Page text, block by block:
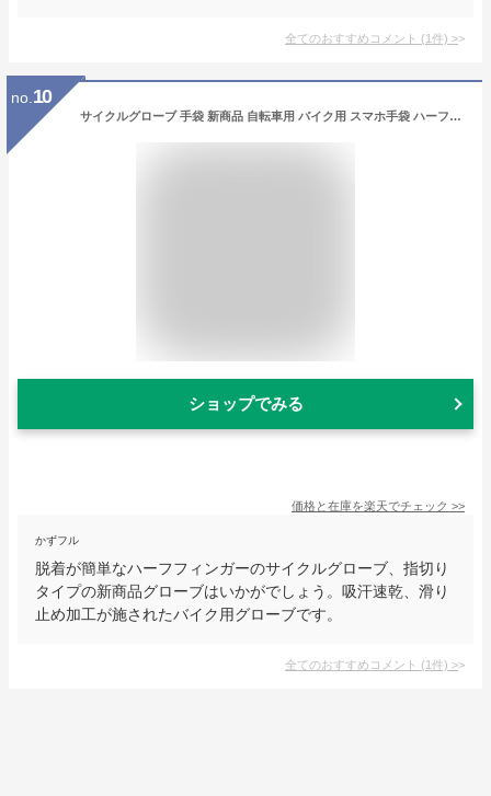
全てのおすすめコメント (1件) >
no. 10
サイクルグローブ 手袋 新商品 自転車用 バイク用 スマホ手袋 ハーフフィンガー 指切りタイプ タオル地 耐震パッド グローブ 着脱簡単 反射材 吸汗速乾 滑り留め グッズ 雑貨 4サイズ 2色 送料無料
ショップでみる
価格と在庫を楽天でチェック >>
かずフル
脱着が簡単なハーフフィンガーのサイクルグローブ、指切り
タイプの新商品グローブはいかがでしょう。吸汗速乾、滑り
止め加工が施されたバイク用グローブです。
全てのおすすめコメント (1件) >